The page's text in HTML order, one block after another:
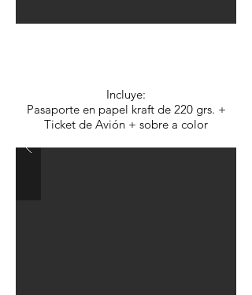
Incluye:
Pasaporte en papel kraft de 220 grs. +
Ticket de Avión + sobre a color